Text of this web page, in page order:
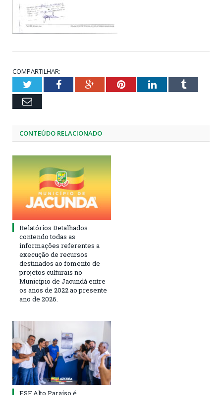
COMPARTILHAR:
TwitterFacebookGoogle+PinterestLinkedInTumblr
Email
CONTEÚDO RELACIONADO
Relatórios Detalhados
contendo todas as
informações referentes a
execução de recursos
destinados ao fomento de
projetos culturais no
Município de Jacundá entre
os anos de 2022 ao presente
ano de 2026.
ESF Alto Paraíso é